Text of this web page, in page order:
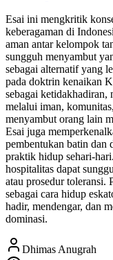
Esai ini mengkritik
keberagaman di
aman antar kelompok
sungguh menyambut
sebagai alternatif yang
pada doktrin kenaikan
sebagai ketidakhadiran,
melalui iman,
menyambut orang lain
Esai juga
pembentukan batin
praktik hidup sehari-
hospitalitas dapat
atau prosedur toleransi.
sebagai cara hidup
hadir, mendengar, dan
dominasi.
Dhimas Anugrah